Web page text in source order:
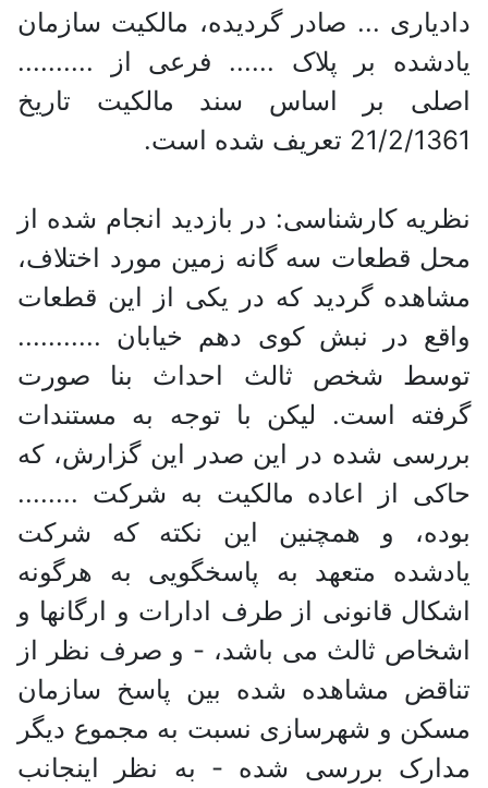
دادیاری ... صادر گردیده، مالکیت سازمان
یادشده بر پلاک ...... فرعی از ..........
اصلی بر اساس سند مالکیت تاریخ
21/2/1361 تعریف شده است.
نظریه کارشناسی: در بازدید انجام شده از
محل قطعات سه گانه زمین مورد اختلاف،
مشاهده گردید که در یکی از این قطعات
واقع در نبش کوی دهم خیابان ...........
توسط شخص ثالث احداث بنا صورت
گرفته است. لیکن با توجه به مستندات
بررسی شده در این صدر این گزارش، که
حاکی از اعاده مالکیت به شرکت ........
بوده، و همچنین این نکته که شرکت
یادشده متعهد به پاسخگویی به هرگونه
اشکال قانونی از طرف ادارات و ارگانها و
اشخاص ثالث می باشد، - و صرف نظر از
تناقض مشاهده شده بین پاسخ سازمان
مسکن و شهرسازی نسبت به مجموع دیگر
مدارک بررسی شده - به نظر اینجانب